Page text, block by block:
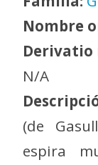
Nombre
Derivatio
N/A
(de
espira